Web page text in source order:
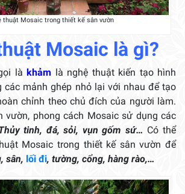
thuật Mosaic trong thiết kế sân vườn
Mosaic là gì?
là khảm là nghệ thuật kiến tạo hình
các mảnh ghép nhỏ lại với nhau để tạo
chỉnh theo chủ đích của người làm.
vườn, phong cách Mosaic sử dụng các
tinh, đá, sỏi, vụn gốm sứ… Có thể
Mosaic trong thiết kế sân vườn để
sân, ối đi, tường, cổng, hàng rào,…